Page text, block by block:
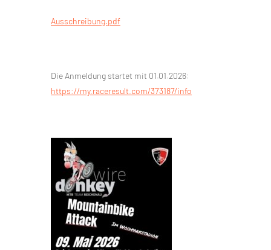
Ausschreibung.pdf
Die Anmeldung startet mit 01.01.2026:
https://my.raceresult.com/373187/info